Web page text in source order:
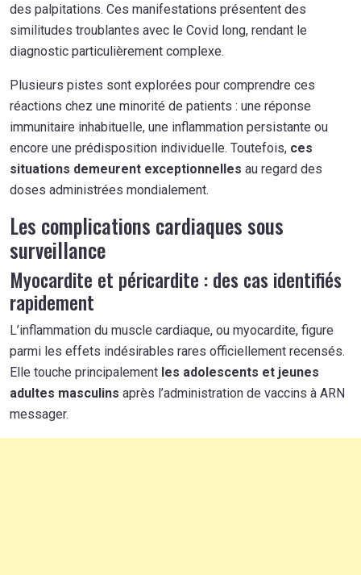
des palpitations. Ces manifestations présentent des
similitudes troublantes avec le Covid long, rendant le
diagnostic particulièrement complexe.
Plusieurs pistes sont explorées pour comprendre ces
réactions chez une minorité de patients : une réponse
immunitaire inhabituelle, une inflammation persistante ou
encore une prédisposition individuelle. Toutefois, ces
situations demeurent exceptionnelles au regard des
doses administrées mondialement.
Les complications cardiaques sous
surveillance
Myocardite et péricardite : des cas identifiés
rapidement
L’inflammation du muscle cardiaque, ou myocardite, figure
parmi les effets indésirables rares officiellement recensés.
Elle touche principalement les adolescents et jeunes
adultes masculins après l’administration de vaccins à ARN
messager.